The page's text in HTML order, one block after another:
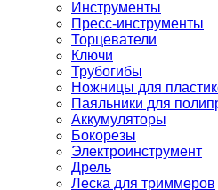
Инструменты
Пресс-инструменты
Торцеватели
Ключи
Трубогибы
Ножницы для
Паяльники для
Аккумуляторы
Бокорезы
Электроинструмент
Дрель
Леска для триммеров